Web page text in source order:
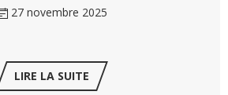
27 novembre 2025
LIRE LA SUITE